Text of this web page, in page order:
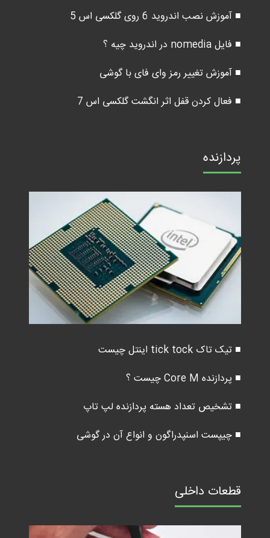
■ آموزش نصب اندروید 6 روی گلکسی اس 5
■ فایل nomedia در اندروید چیه ؟
■ آموزش تغییر رمز وای فای با گوشی
■ فعال کردن قفل اثر انگشت گلکسی اس 7
پردازنده
■ تیک تاک tick tock اینتل چیست
■ پردازنده Core M چیست ؟
■ تشخیص تعداد هسته پردازنده لپ تاپ
■ چیپست اسنپدراگون و انواع آن در گوشی
قطعات داخلی